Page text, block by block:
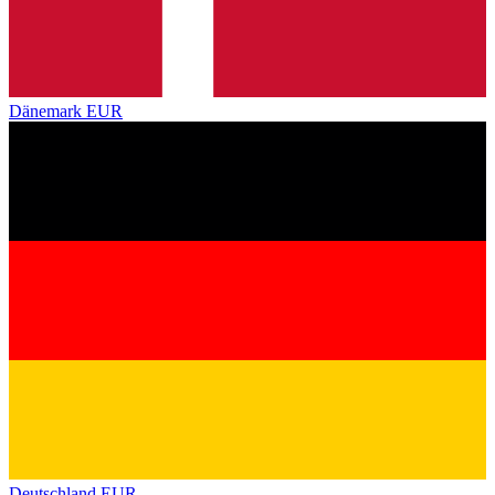
Dänemark EUR